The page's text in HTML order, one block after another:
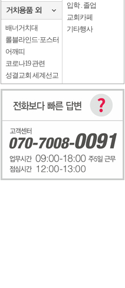
배너거치대
롤블라인드·포스터
어깨띠
코로나19 관련
성결교회 세계선교
입학 . 졸업
교회카페
기타행사